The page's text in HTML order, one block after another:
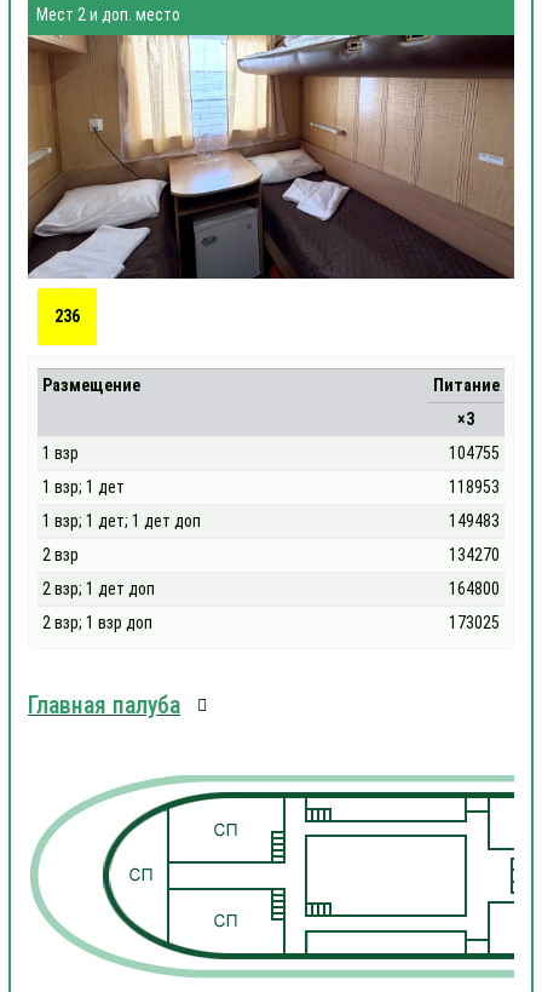
Мест 2 и доп. место
236
Размещение
Питание
×3
1 взр
104755
1 взр; 1 дет
118953
1 взр; 1 дет; 1 дет доп
149483
2 взр
134270
2 взр; 1 дет доп
164800
2 взр; 1 взр доп
173025
Главная палуба